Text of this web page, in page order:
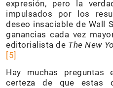
expresión, pero la
impulsados ​​por los
deseo insaciable de Wall
ganancias cada vez
editorialista de The New
[5]
Hay muchas preguntas
certeza de que estas